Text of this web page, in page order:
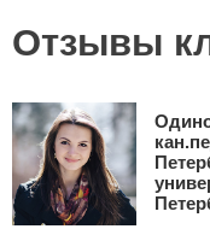
Отзывы